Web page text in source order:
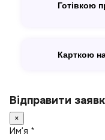
Готівкою
Карткою
Відправити
×
Имʼя *